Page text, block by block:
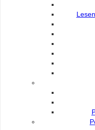
Sewaan Tong Sampah
Perkhidmatan
Perkhidmatan
Pembersihan